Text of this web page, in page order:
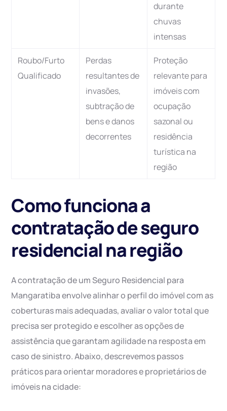
durante
chuvas
intensas
Roubo/Furto
Qualificado
Perdas
resultantes de
invasões,
subtração de
bens e danos
decorrentes
Proteção
relevante para
imóveis com
ocupação
sazonal ou
residência
turística na
região
Como funciona a
contratação de seguro
residencial na região
A contratação de um Seguro Residencial para
Mangaratiba envolve alinhar o perfil do imóvel com as
coberturas mais adequadas, avaliar o valor total que
precisa ser protegido e escolher as opções de
assistência que garantam agilidade na resposta em
caso de sinistro. Abaixo, descrevemos passos
práticos para orientar moradores e proprietários de
imóveis na cidade: